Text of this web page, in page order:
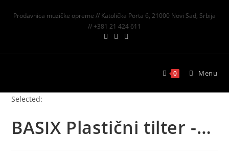
Prodavnica muzičke opreme // Katolička Porta 6, 21000 Novi Sad, Srbija
// +381 21 424 611
0 Menu
Selected:
BASIX Plastični tilter -…